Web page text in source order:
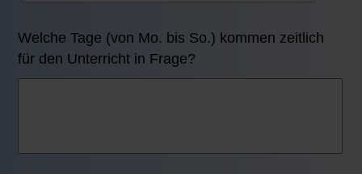
Welche Tage (von Mo. bis So.) kommen zeitlich
für den Unterricht in Frage?